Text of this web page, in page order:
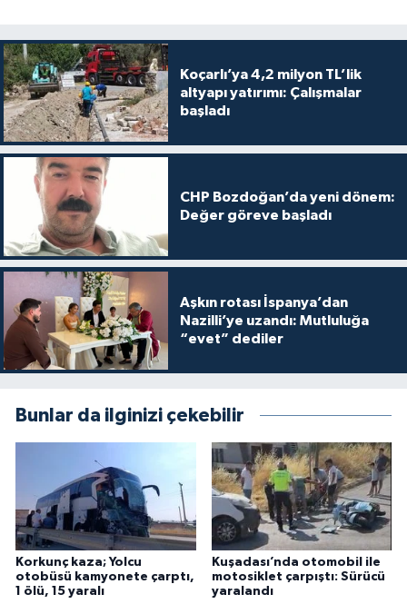
Koçarlı’ya 4,2 milyon TL’lik
altyapı yatırımı: Çalışmalar
başladı
CHP Bozdoğan’da yeni dönem:
Değer göreve başladı
Aşkın rotası İspanya’dan
Nazilli’ye uzandı: Mutluluğa
“evet” dediler
Bunlar da ilginizi çekebilir
Korkunç kaza; Yolcu
otobüsü kamyonete çarptı,
1 ölü, 15 yaralı
Kuşadası’nda otomobil ile
motosiklet çarpıştı: Sürücü
yaralandı